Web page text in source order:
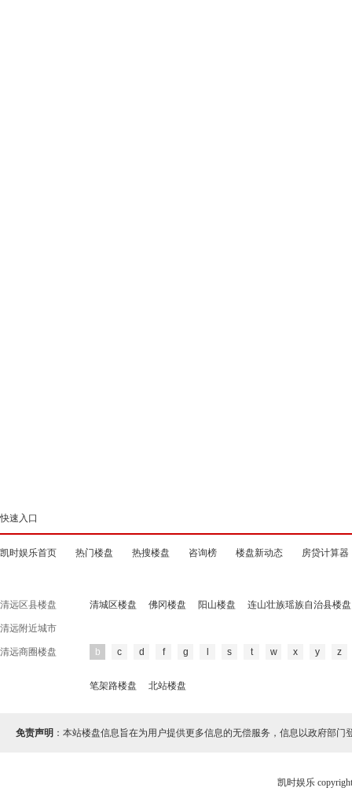
快速入口
凯时娱乐首页 热门楼盘 热搜楼盘 咨询榜 楼盘新动态 房贷计算器
清远区县楼盘 清城区楼盘 佛冈楼盘 阳山楼盘 连山壮族瑶族自治县楼盘
清远附近城市
清远商圈楼盘 b c d f g s t w x y z
笔架路楼盘 北站楼盘
免责声明 ：本站楼盘信息旨在为用户提供更多信息的无偿服务，信息以政府部门
凯时娱乐